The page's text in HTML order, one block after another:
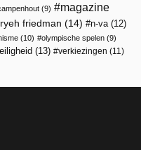
(9)
magazine
friedman (14) n-va(12)
(10) olympische spelen (9)
(13) verkiezingen (11)